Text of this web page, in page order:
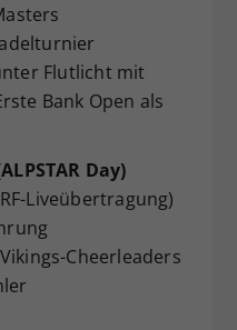
Flutlicht mit
Bank Open als
Day)
Liveübertragung)
Cheerleaders